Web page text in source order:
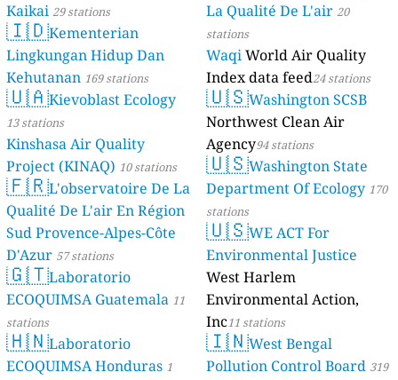
Kaikai 29 stations
🇮🇩Kementerian
Lingkungan Hidup Dan
Kehutanan 169 stations
🇺🇦Kievoblast Ecology
13 stations
Kinshasa Air Quality
Project (KINAQ) 10 stations
🇫🇷L'observatoire De La
Qualité De L'air En Région
Sud Provence-Alpes-Côte
D'Azur 57 stations
🇬🇹Laboratorio
ECOQUIMSA Guatemala 11
stations
🇭🇳Laboratorio
ECOQUIMSA Honduras 1
La Qualité De L'air 20
stations
WaqiWorld Air Quality
Index data feed24 stations
🇺🇸Washington SCSB
Northwest Clean Air
Agency94 stations
🇺🇸Washington State
Department Of Ecology 170
stations
🇺🇸WE ACT For
Environmental Justice
West Harlem
Environmental Action,
Inc11 stations
🇮🇳West Bengal
Pollution Control Board 319